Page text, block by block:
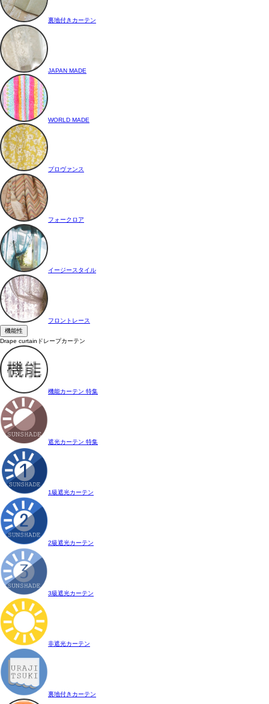
裏地付きカーテン
JAPAN MADE
WORLD MADE
プロヴァンス
フォークロア
イージースタイル
フロントレース
機能性
Drape curtain ドレープカーテン
機能カーテン 特集
遮光カーテン 特集
1級遮光カーテン
2級遮光カーテン
3級遮光カーテン
非遮光カーテン
裏地付きカーテン